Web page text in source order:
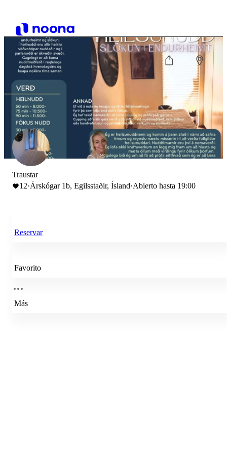
Traustar
12·Árskógar 1b, Egilsstaðir, Ísland·Abierto hasta 19:00
Reservar
Favorito
Más